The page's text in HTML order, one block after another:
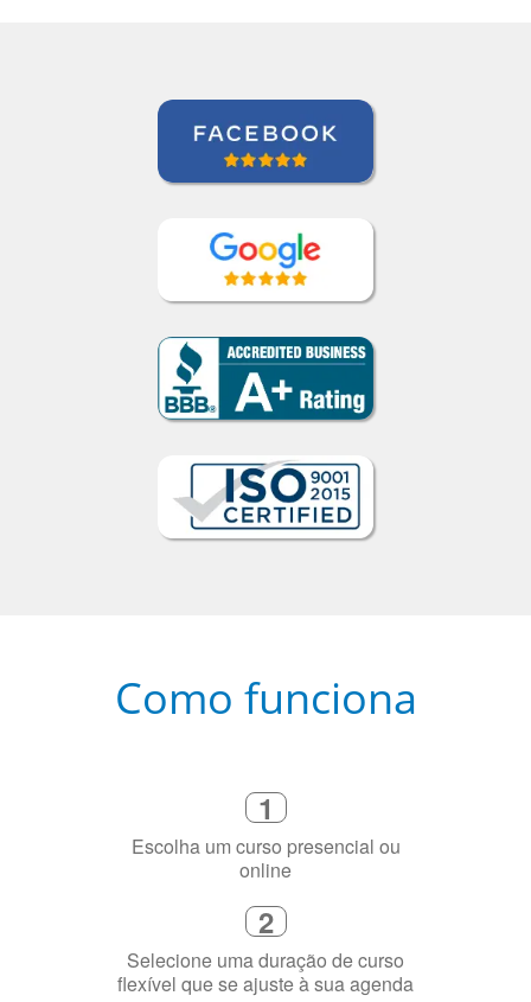
1
Escolha um curso presencial ou
online
2